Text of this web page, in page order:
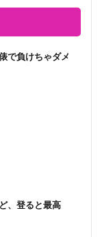
で負けちゃダメ
、登ると最高